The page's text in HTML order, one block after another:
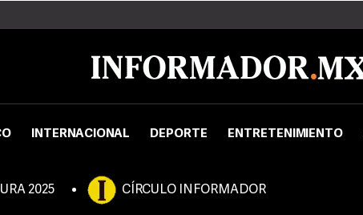
INTERNACIONAL DEPORTE ENTRETENIMIENTO
2025 CÍRCULO INFORMADOR